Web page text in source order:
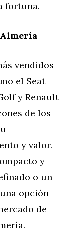
fortuna.
vendidos
el Seat
y Renault
de los
y valor.
y
o un
opción
de